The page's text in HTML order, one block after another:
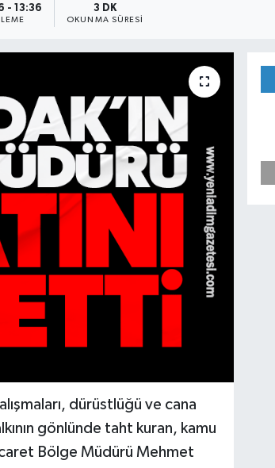
- 13:36 3 DK
OKUNMA SÜRESI
dürüstlüğü ve cana
gönlünde taht kuran, kamu
Bölge Müdürü Mehmet